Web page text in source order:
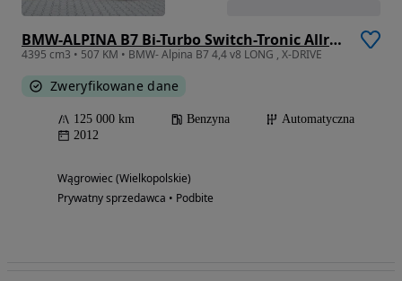
BMW-ALPINA B7 Bi-Turbo Switch-Tronic Allrad Langversion
4395 cm3 • 507 KM • BMW- Alpina B7 4,4 v8 LONG , X-DRIVE
Zweryfikowane dane
125 000 km Benzyna
Automatyczna
2012
Wągrowiec (Wielkopolskie)
Prywatny sprzedawca • Podbite